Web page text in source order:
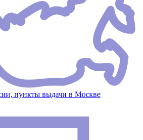
пункты выдачи в Москве